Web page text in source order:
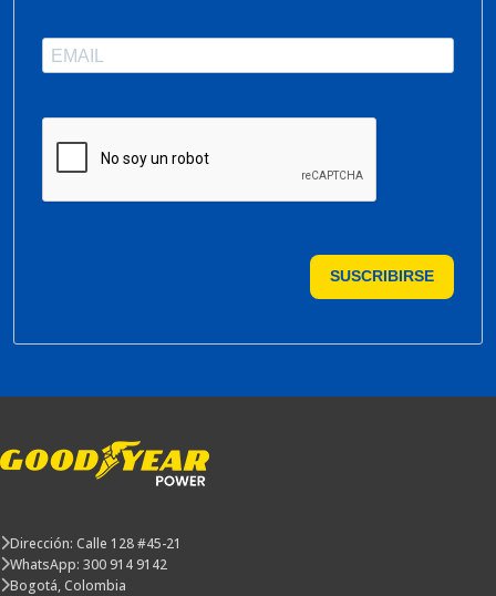
SUSCRIBIRSE
Dirección: Calle 128 #45-21
WhatsApp: 300 914 9142
Bogotá, Colombia